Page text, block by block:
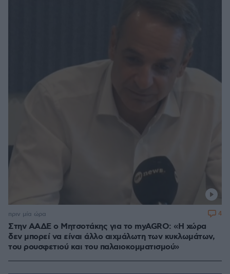
Στην ΑΑΔΕ ο Μητσοτάκης για το myAGRO: «Η χώρα
δεν μπορεί να είναι άλλο αιχμάλωτη των κυκλωμάτων,
του ρουσφετιού και του παλαιοκομματισμού»
πριν μία ώρα 4